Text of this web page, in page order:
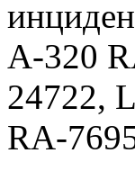
A-320
24722,
RA-